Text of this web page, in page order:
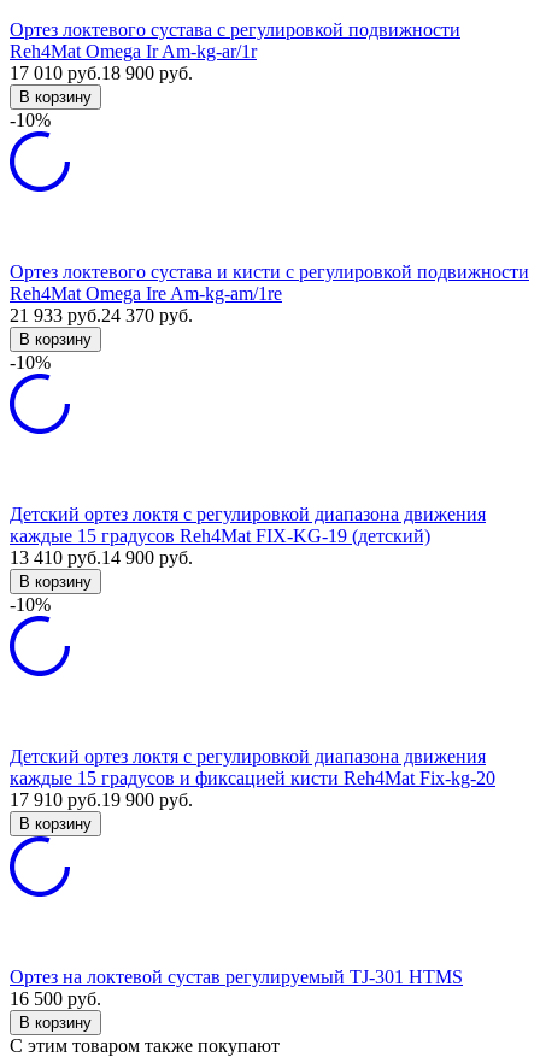
Ортез локтевого сустава с регулировкой подвижности
Reh4Mat Omega Ir Am-kg-ar/1r
17 010 руб.18 900 руб.
В корзину
-10%
Ортез локтевого сустава и кисти с регулировкой подвижности
Reh4Mat Omega Ire Am-kg-am/1re
21 933 руб.24 370 руб.
В корзину
-10%
Детский ортез локтя с регулировкой диапазона движения
каждые 15 градусов Reh4Mat FIX-KG-19 (детский)
13 410 руб.14 900 руб.
В корзину
-10%
Детский ортез локтя с регулировкой диапазона движения
каждые 15 градусов и фиксацией кисти Reh4Mat Fix-kg-20
17 910 руб.19 900 руб.
В корзину
Ортез на локтевой сустав регулируемый TJ-301 HTMS
16 500 руб.
В корзину
C этим товаром также покупают